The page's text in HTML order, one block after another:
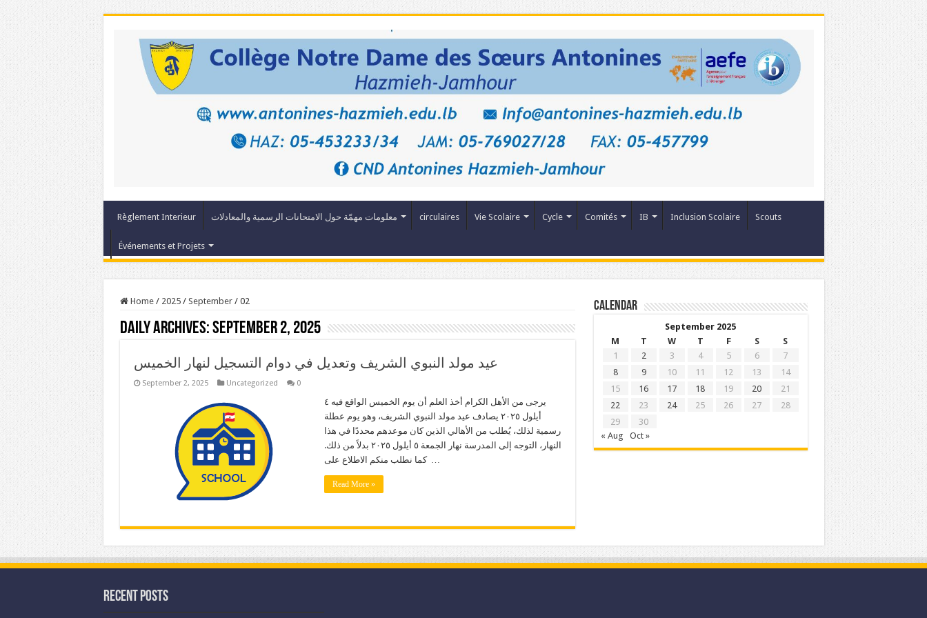
Règlement Interieur معلومات مهمّة حول الامتحانات الرسمية والمعادلات circulaires Vie Scolaire Cycle Comités IB Inclusion Scolaire Scouts
Événements et Projets
Home / 2025 / September / 02
Daily Archives:September 2, 2025
عيد مولد النبوي الشريف وتعديل في دوام التسجيل لنهار الخميس
September 2, 2025 Uncategorized 0
يرجى من الأهل الكرام أخذ العلم أن يوم الخميس الواقع فيه ٤
أيلول ٢٠٢٥ يصادف عيد مولد النبوي الشريف، وهو يوم عطلة
رسمية لذلك، يُطلب من الأهالي الذين كان موعدهم محددًا في هذا
النهار، التوجه إلى المدرسة نهار الجمعة ٥ أيلول ٢٠٢٥ بدلاً من ذلك.
Read More »
Calendar
September 2025
M
T W T F S
S
1
2 3 4 5 6
7
8
9 10 11 12 13
14
15
16 17 18 19 20
21
22
23 24 25 26 27
28
29
30
« Aug
Oct »
Recent Posts